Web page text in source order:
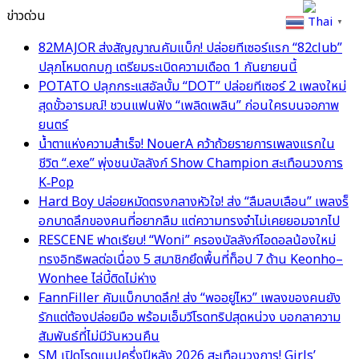
ข่าวด่วน
82MAJOR ส่งสัญญาณคัมแบ็ก! ปล่อยทีเซอร์แรก “82club”
ปลุกโหมดกบฏ เตรียมระเบิดความเดือด 1 กันยายนนี้
POTATO ปลุกกระแสอัลบั้ม “DOT” ปล่อยทีเซอร์ 2 เพลงใหม่
สุดขั้วอารมณ์! ชวนแฟนฟัง “เพลิดเพลิน” ก่อนใครบนจอภาพ
ยนตร์
น้ำตาแห่งความสำเร็จ! NouerA คว้าถ้วยรายการเพลงแรกใน
ชีวิต “.exe” พุ่งชนบัลลังก์ Show Champion สะเทือนวงการ
K‑Pop
Hard Boy ปล่อยหมัดตรงกลางหัวใจ! ส่ง “ลืมลบเลือน” เพลงร็
อกบาดลึกของคนที่อยากลืม แต่ความทรงจำไม่เคยยอมจากไป
RESCENE ฟาดเรียบ! “Woni” ครองบัลลังก์ไอดอลน้องใหม่
ทรงอิทธิพลต่อเนื่อง 5 สมาชิกยึดพื้นที่ท็อป 7 ด้าน Keonho–
Wonhee ไล่บี้ติดไม่ห่าง
FannFiller คัมแบ็กบาดลึก! ส่ง “พออยู่ไหว” เพลงของคนยัง
รักแต่ต้องปล่อยมือ พร้อมเอ็มวีโรดทริปสุดหน่วง บอกลาความ
สัมพันธ์ที่ไม่มีวันหวนคืน
Thai ▼